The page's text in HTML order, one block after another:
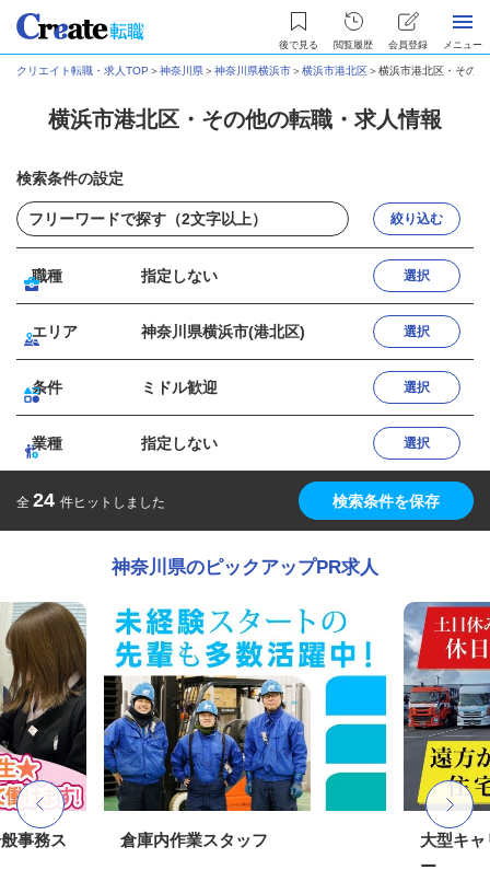
後で見る 閲覧履歴 会員登録 メニュー
クリエイト転職・求人TOP ＞神奈川県＞神奈川県横浜市＞横浜市港北区＞横浜市港北区・その
横浜市港北区・その他の転職・求人情報
検索条件の設定
絞り込む
職種 指定しない 選択
エリア 神奈川県横浜市(港北区) 選択
条件 ミドル歓迎 選択
業種 指定しない 選択
全 24 件ヒットしました 検索条件を保存
神奈川県のピックアップPR求人
事務ス 倉庫内作業スタッフ
大型キ
ー